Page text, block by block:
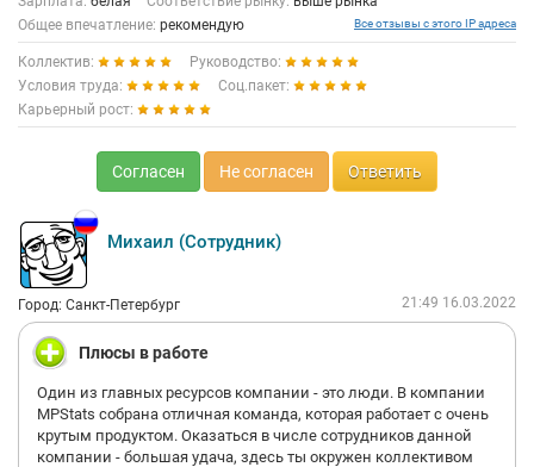
Общее впечатление: рекомендую Все отзывы с этого IP адреса
Коллектив:
Руководство:
Условия труда:
Соц.пакет:
Карьерный рост:
Согласен Не согласен Ответить
Михаил (Сотрудник)
Город: Санкт-Петербург 21:49 16.03.2022
Плюсы в работе
Один из главных ресурсов компании - это люди. В компании
MPStats собрана отличная команда, которая работает с очень
крутым продуктом. Оказаться в числе сотрудников данной
компании - большая удача, здесь ты окружен коллективом